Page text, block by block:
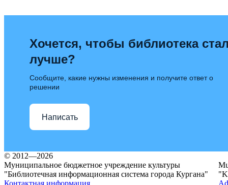
Хочется, чтобы библиотека
лучше?
Сообщите, какие нужны изменения и получите ответ о
решении
Написать
© 2012—2026
Муниципальное бюджетное учреждение культуры
"Библиотечная информационная система города Кургана"
Контактная информация